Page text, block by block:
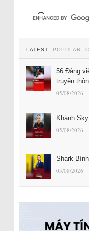
LATEST POPULAR
56 Đảng
truyền
05/08/2026
Khánh
05/08/2026
Shark
05/08/2026